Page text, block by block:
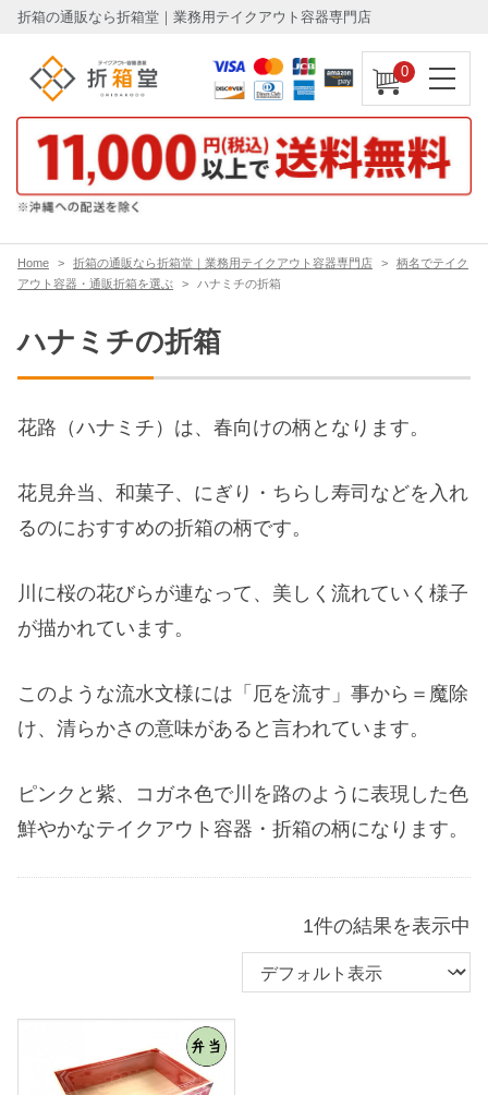
折箱の通販なら折箱堂｜業務用テイクアウト容器専門店
0
Home 折箱の通販なら折箱堂｜業務用テイクアウト容器専門店
柄名でテイク
アウト容器・通販折箱を選ぶ
ハナミチの折箱
ハナミチの折箱
花路（ハナミチ）は、春向けの柄となります。
花見弁当、和菓子、にぎり・ちらし寿司などを入れ
るのにおすすめの折箱の柄です。
川に桜の花びらが連なって、美しく流れていく様子
が描かれています。
このような流水文様には「厄を流す」事から＝魔除
け、清らかさの意味があると言われています。
ピンクと紫、コガネ色で川を路のように表現した色
鮮やかなテイクアウト容器・折箱の柄になります。
1件の結果を表示中